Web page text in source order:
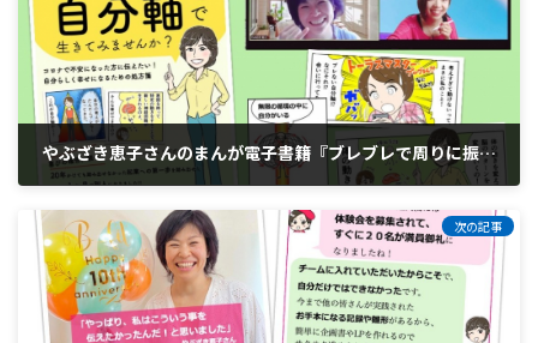
やぶざき恵子さんのまんが電子書籍『ブレブレで周りに振り回されてしまうあなたへ そろそろ自分軸で生きてみませんか？マンガBOOK』
2020年6月19日
次の記事